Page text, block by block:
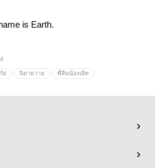
is Earth.
ธ นิยายวาย พี่สินน้องเอิท